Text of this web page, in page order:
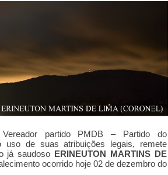
partido PMDB – Partido do
uso de suas atribuições legais, remete
já saudoso
ERINEUTON MARTINS DE
ocorrido hoje 02 de dezembro do